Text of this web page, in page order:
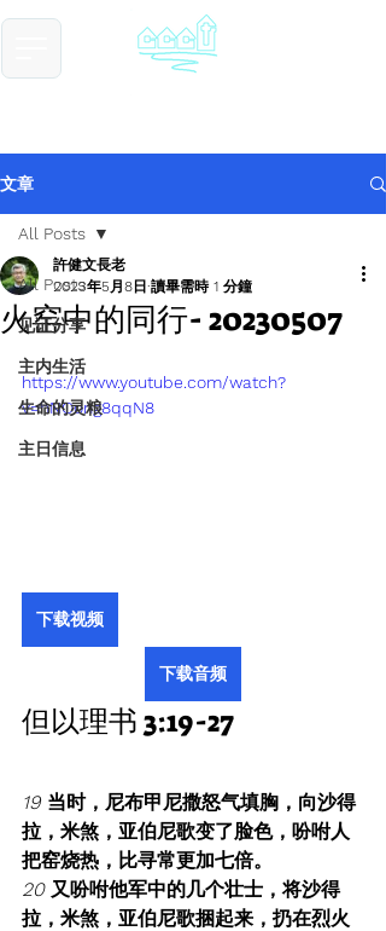
文章
All Posts
见证分享
主内生活
生命的灵粮
主日信息
All Posts
火窑中的同行- 20230507
許健文長老
2023年5月8日 讀畢需時 1 分鐘
https://www.youtube.com/watch?
v=hNOong8qqN8
下载视频
下载音频
但以理书 3:19-27
19 当时，尼布甲尼撒怒气填胸，向沙得
拉，米煞，亚伯尼歌变了脸色，吩咐人
把窑烧热，比寻常更加七倍。
20 又吩咐他军中的几个壮士，将沙得
拉，米煞，亚伯尼歌捆起来，扔在烈火